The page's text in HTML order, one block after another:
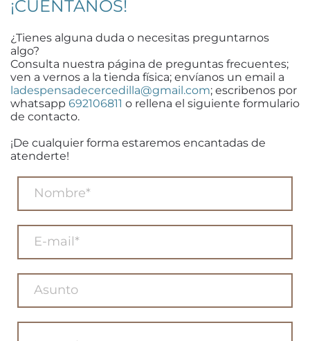
¡CUÉNTANOS!
¿Tienes alguna duda o necesitas preguntarnos
algo?
Consulta nuestra página de preguntas frecuentes;
ven a vernos a la tienda física; envíanos un email a
ladespensadecercedilla@gmail.com; escribenos por
whatsapp 692106811 o rellena el siguiente formulario
de contacto.
¡De cualquier forma estaremos encantadas de
atenderte!